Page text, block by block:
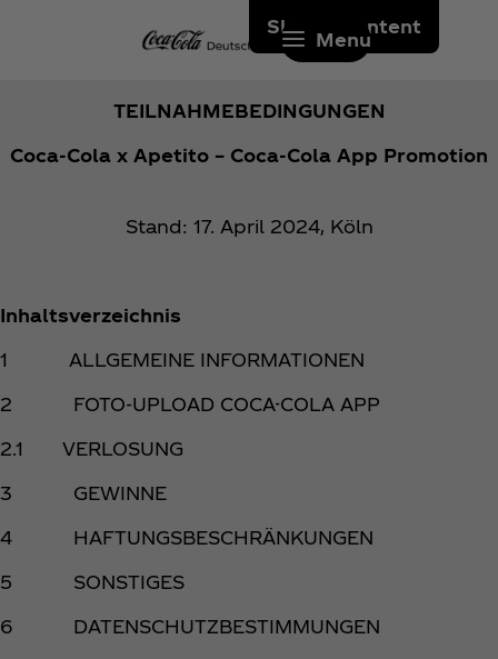
Skip to content
Menu
TEILNAHMEBEDINGUNGEN
Coca‑Cola x Apetito – Coca‑Cola App Promotion
Stand: 17. April 2024, Köln
Inhaltsverzeichnis
1 ALLGEMEINE INFORMATIONEN
2 FOTO-UPLOAD COCA-COLA APP
2.1 VERLOSUNG
3 GEWINNE
4 HAFTUNGSBESCHRÄNKUNGEN
5 SONSTIGES
6 DATENSCHUTZBESTIMMUNGEN